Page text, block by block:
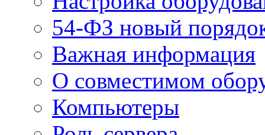
54-ФЗ новый
Важная информация
О совместимом
Компьютеры